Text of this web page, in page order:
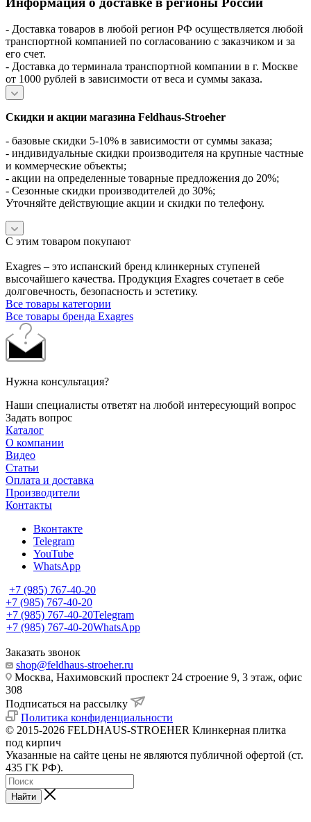
- Доставка товаров в любой регион РФ осуществляется любой
транспортной компанией по согласованию с заказчиком и за
его счет.
- Доставка до терминала транспортной компании в г. Москве
от 1000 рублей в зависимости от веса и суммы заказа.
Скидки и акции магазина Feldhaus-Stroeher
- базовые скидки 5-10% в зависимости от суммы заказа;
- индивидуальные скидки производителя на крупные частные
и коммерческие объекты;
- акции на определенные товарные предложения до 20%;
- Сезонные скидки производителей до 30%;
Уточняйте действующие акции и скидки по телефону.
С этим товаром покупают
Exagres – это испанский бренд клинкерных ступеней
высочайшего качества. Продукция Exagres сочетает в себе
долговечность, безопасность и эстетику.
Все товары категории
Все товары бренда Exagres
Нужна консультация?
Наши специалисты ответят на любой интересующий вопрос
Задать вопрос
Каталог
О компании
Видео
Статьи
Оплата и доставка
Производители
Контакты
Вконтакте
Telegram
YouTube
WhatsApp
+7 (985) 767-40-20
+7 (985) 767-40-20
+7 (985) 767-40-20Telegram
+7 (985) 767-40-20WhatsApp
Заказать звонок
shop@feldhaus-stroeher.ru
Москва, Нахимовский проспект 24 строение 9, 3 этаж, офис
308
Подписаться на рассылку
Политика конфиденциальности
© 2015-2026 FELDHAUS-STROEHER Клинкерная плитка
под кирпич
Указанные на сайте цены не являются публичной офертой (ст.
435 ГК РФ).
Найти